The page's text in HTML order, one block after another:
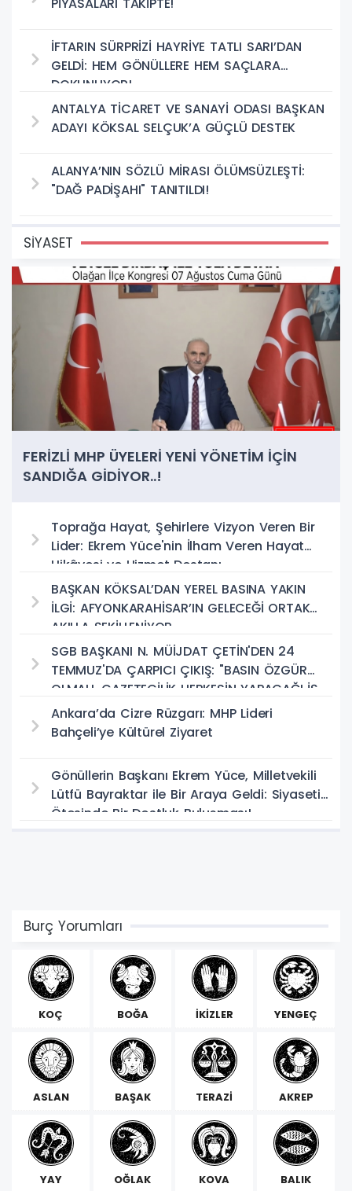
İFTARIN SÜRPRİZİ HAYRİYE TATLI SARI’DAN
GELDİ: HEM GÖNÜLLERE HEM SAÇLARA
DOKUNUYOR!
ANTALYA TİCARET VE SANAYİ ODASI BAŞKAN
ADAYI KÖKSAL SELÇUK’A GÜÇLÜ DESTEK
ALANYA’NIN SÖZLÜ MİRASI ÖLÜMSÜZLEŞTİ:
"DAĞ PADİŞAHI" TANITILDI!
SİYASET
FERİZLİ MHP ÜYELERİ YENİ YÖNETİM İÇİN
SANDIĞA GİDİYOR..!
Toprağa Hayat, Şehirlere Vizyon Veren Bir
Lider: Ekrem Yüce'nin İlham Veren Hayat
Hikâyesi ve Hizmet Destanı
BAŞKAN KÖKSAL’DAN YEREL BASINA YAKIN
İLGİ: AFYONKARAHİSAR’IN GELECEĞİ ORTAK
AKILLA ŞEKİLLENİYOR
SGB BAŞKANI N. MÜİJDAT ÇETİN'DEN 24
TEMMUZ'DA ÇARPICI ÇIKIŞ: "BASIN ÖZGÜR
OLMALI, GAZETECİLİK HERKESİN YAPACAĞI İŞ
DEĞİL!"
Ankara’da Cizre Rüzgarı: MHP Lideri
Bahçeli’ye Kültürel Ziyaret
Gönüllerin Başkanı Ekrem Yüce, Milletvekili
Lütfü Bayraktar ile Bir Araya Geldi: Siyasetin
Ötesinde Bir Dostluk Buluşması!
Burç Yorumları
KOÇ BOĞA İKİZLER YENGEÇ
ASLAN BAŞAK TERAZİ AKREP
YAY OĞLAK KOVA BALIK